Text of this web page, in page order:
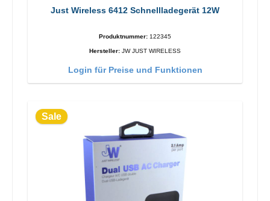
Just Wireless 6412 Schnellladegerät 12W
Produktnummer: 122345
Hersteller: JW JUST WIRELESS
Login für Preise und Funktionen
Sale